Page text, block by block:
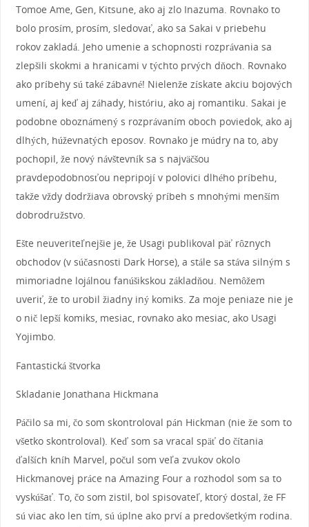
Tomoe Ame, Gen, Kitsune, ako aj zlo Inazuma. Rovnako to
bolo prosím, prosím, sledovať, ako sa Sakai v priebehu
rokov zakladá. Jeho umenie a schopnosti rozprávania sa
zlepšili skokmi a hranicami v týchto prvých dňoch. Rovnako
ako príbehy sú také zábavné! Nielenže získate akciu bojových
umení, aj keď aj záhady, históriu, ako aj romantiku. Sakai je
podobne oboznámený s rozprávaním oboch poviedok, ako aj
dlhých, húževnatých eposov. Rovnako je múdry na to, aby
pochopil, že nový návštevník sa s najväčšou
pravdepodobnosťou nepripojí v polovici dlhého príbehu,
takže vždy dodržiava obrovský príbeh s mnohými menším
dobrodružstvo.
Ešte neuveriteľnejšie je, že Usagi publikoval päť rôznych
obchodov (v súčasnosti Dark Horse), a stále sa stáva silným s
mimoriadne lojálnou fanúšikskou základňou. Nemôžem
uveriť, že to urobil žiadny iný komiks. Za moje peniaze nie je
o nič lepší komiks, mesiac, rovnako ako mesiac, ako Usagi
Yojimbo.
Fantastická štvorka
Skladanie Jonathana Hickmana
Páčilo sa mi, čo som skontroloval pán Hickman (nie že som to
všetko skontroloval). Keď som sa vracal späť do čítania
ďalších kníh Marvel, počul som veľa zvukov okolo
Hickmanovej práce na Amazing Four a rozhodol som sa to
vyskúšať. To, čo som zistil, bol spisovateľ, ktorý dostal, že FF
sú viac ako len tím, sú úplne ako prví a predovšetkým rodina.